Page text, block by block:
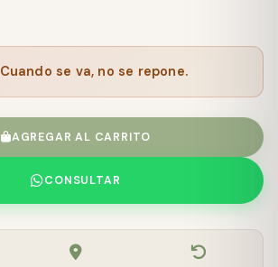
Cuando se va, no se repone.
AGREGAR AL CARRITO
CONSULTAR